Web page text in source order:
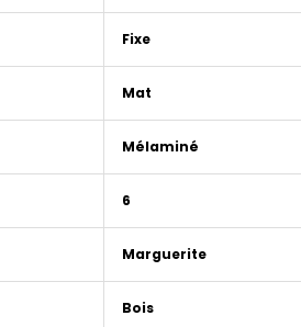
Fixe
Mat
Mélaminé
6
Marguerite
Bois